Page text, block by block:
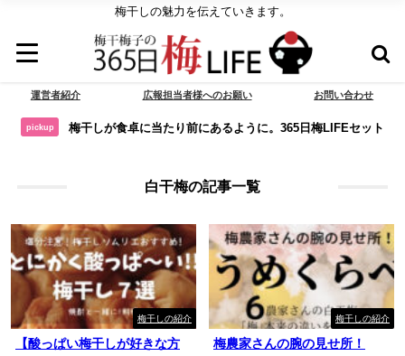
梅干しの魅力を伝えていきます。
運営者紹介 広報担当者様へのお願い お問い合わせ
pickup 梅干しが食卓に当たり前にあるように。365日梅LIFEセット
白干梅の記事一覧
梅干しの紹介
【酸っぱい梅干しが好きな方
梅干しの紹介
梅農家さんの腕の見せ所！